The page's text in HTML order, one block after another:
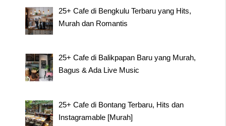
25+ Cafe di Bengkulu Terbaru yang Hits,
Murah dan Romantis
25+ Cafe di Balikpapan Baru yang Murah,
Bagus & Ada Live Music
25+ Cafe di Bontang Terbaru, Hits dan
Instagramable [Murah]